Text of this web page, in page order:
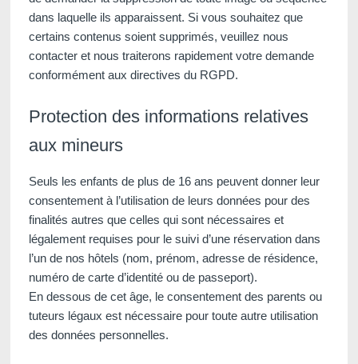
dans laquelle ils apparaissent. Si vous souhaitez que
certains contenus soient supprimés, veuillez nous
contacter et nous traiterons rapidement votre demande
conformément aux directives du RGPD.
Protection des informations relatives
aux mineurs
Seuls les enfants de plus de 16 ans peuvent donner leur
consentement à l’utilisation de leurs données pour des
finalités autres que celles qui sont nécessaires et
légalement requises pour le suivi d’une réservation dans
l’un de nos hôtels (nom, prénom, adresse de résidence,
numéro de carte d’identité ou de passeport).
En dessous de cet âge, le consentement des parents ou
tuteurs légaux est nécessaire pour toute autre utilisation
des données personnelles.